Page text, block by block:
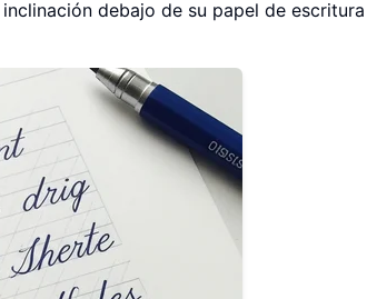
debajo de su papel de